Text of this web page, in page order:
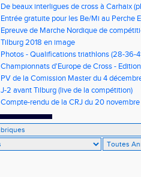
De beaux interligues de cross à Carhaix
Entrée gratuite pour les Be/Mi au Perche
Epreuve de Marche Nordique de
de cross du Loir et Cher
Tilburg 2018 en image
Photos - Qualifications triathlons (28-36-
Championnats d'Europe de Cross -
PV de la Comission Master du 4
J-2 avant Tilburg (live de la compétition)
Compte-rendu de la CRJ du 20 novembre